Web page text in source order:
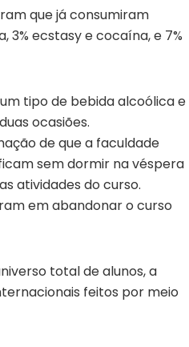
que já consumiram
ecstasy e cocaína, e 7%
tipo de bebida alcoólica e
ocasiões.
de que a faculdade
sem dormir na véspera
atividades do curso.
em abandonar o curso
total de alunos, a
feitos por meio